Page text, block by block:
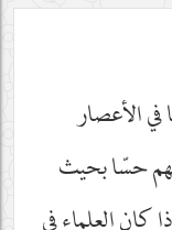
الأعصار
حسّا بحيث